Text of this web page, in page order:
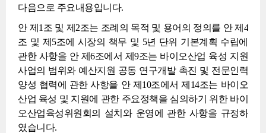
다음으로 주요내용입니다.
안 제1조 및 제2조는 조례의 목적 및 용어의 정의를 안 제4
조 및 제5조에 시장의 책무 및 5년 단위 기본계획 수립에
관한 사항을 안 제6조에서 제9조는 바이오산업 육성 지원
사업의 범위와 예산지원 공동 연구개발 촉진 및 전문인력
양성 협력에 관한 사항을 안 제10조에서 제14조는 바이오
산업 육성 및 지원에 관한 주요정책을 심의하기 위한 바이
오산업육성위원회의 설치와 운영에 관한 사항을 규정하
였습니다.